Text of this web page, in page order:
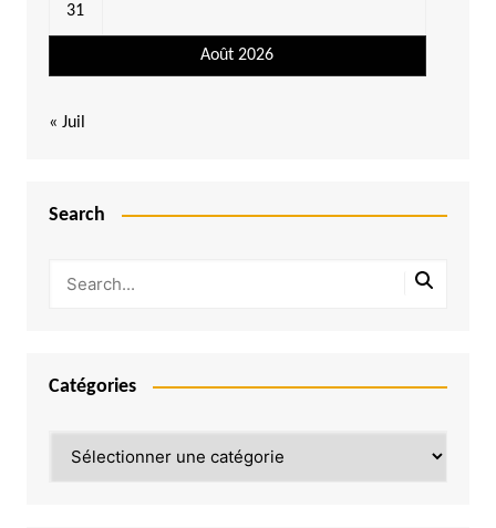
Août 2026
31
« Juil
Search
Catégories